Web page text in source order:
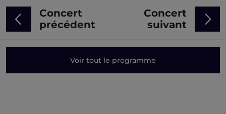
Concert
précédent
Voir tout le programme
Concert
suivant